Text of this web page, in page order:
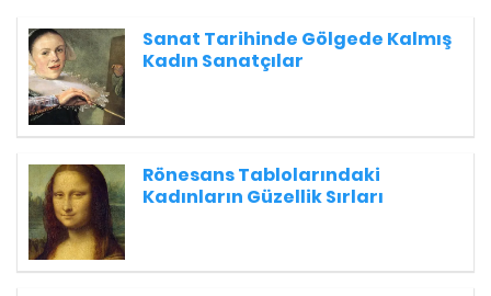
Sanat Tarihinde Gölgede Kalmış
Kadın Sanatçılar
Rönesans Tablolarındaki
Kadınların Güzellik Sırları